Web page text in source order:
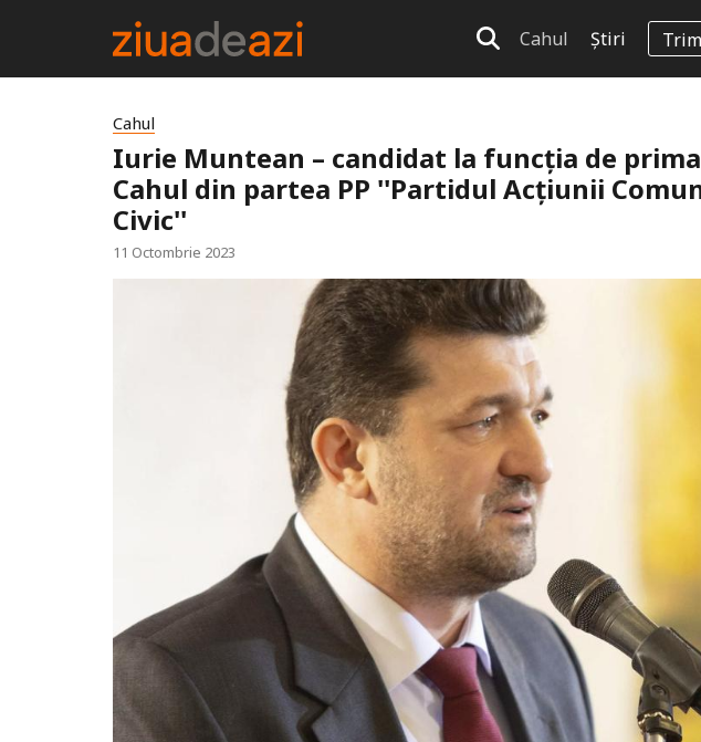
Cahul Știri
Cahul
Iurie Muntean – candidat la funcția de
Cahul din partea PP ''Partidul Acțiunii
Civic''
11 Octombrie 2023